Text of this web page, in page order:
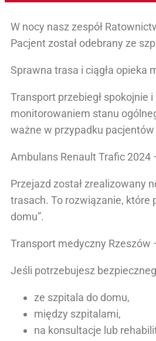
W nocy nasz zespół
Pacjent został odebrany ze
Sprawna trasa i ciągła opieka
Transport przebiegł spokojnie
monitorowaniem stanu
ważne w przypadku
Ambulans Renault Trafic
Przejazd został zrealizowany
trasach. To rozwiązanie, które
domu”.
Transport medyczny Rzeszów
Jeśli potrzebujesz
ze szpitala do domu,
między szpitalami,
na konsultacje lub